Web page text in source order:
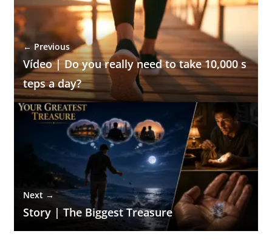
← Previous
Vídeo | Do you really need to take 10,000 s
teps a day?
Next →
Story | The Biggest Treasure